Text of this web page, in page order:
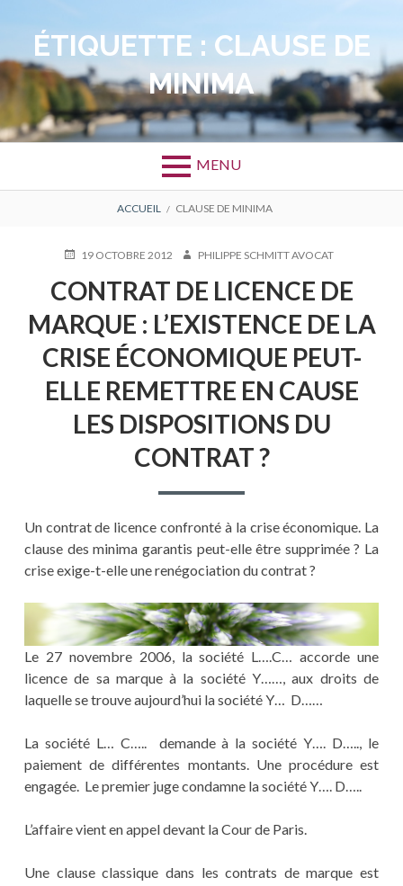
contenuÉTIQUETTE : CLAUSE DE
MINIMA
MENU
D'ARIANE
ACCUEIL CLAUSE DE MINIMA
PUBLIÉ19 OCTOBRE 2012 AUTEURPHILIPPE SCHMITT AVOCAT
CONTRAT DE LICENCE DE
MARQUE : L’EXISTENCE DE LA
CRISE ÉCONOMIQUE PEUT-
ELLE REMETTRE EN CAUSE
LES DISPOSITIONS DU
CONTRAT ?
Un contrat de licence confronté à la crise économique. La
clause des minima garantis peut-elle être supprimée ? La
crise exige-t-elle une renégociation du contrat ?
Le 27 novembre 2006, la société L….C… accorde une
licence de sa marque à la société Y……, aux droits de
laquelle se trouve aujourd’hui la société Y… D……
La société L… C….. demande à la société Y…. D….., le
paiement de différentes montants. Une procédure est
engagée. Le premier juge condamne la société Y…. D…..
L’affaire vient en appel devant la Cour de Paris.
Une clause classique dans les contrats de marque est